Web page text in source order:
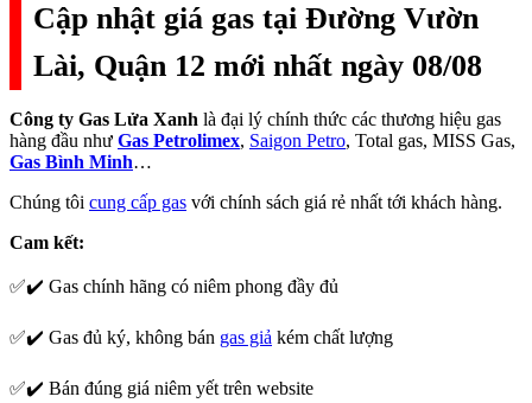
Cập nhật giá gas tại Đường Vườn
Lài, Quận 12 mới nhất ngày 08/08
Công ty Gas Lửa Xanh là đại lý chính thức các thương hiệu gas
hàng đầu như Gas Petrolimex, Saigon Petro, Total gas, MISS Gas,
Gas Bình Minh…
Chúng tôi cung cấp gas với chính sách giá rẻ nhất tới khách hàng.
Cam kết:
✅✔️ Gas chính hãng có niêm phong đầy đủ
✅✔️ Gas đủ ký, không bán gas giả kém chất lượng
✅✔️ Bán đúng giá niêm yết trên website